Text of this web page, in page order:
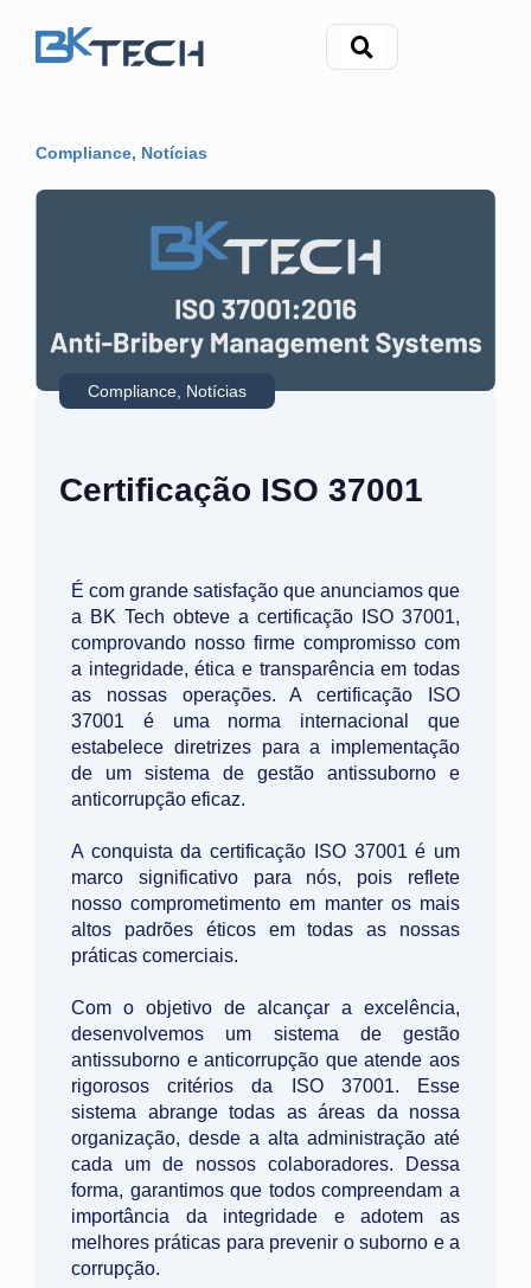
Compliance, Notícias
Compliance Notícias
Certificação ISO 37001
É com grande satisfação que anunciamos que
a BK Tech obteve a certificação ISO 37001,
comprovando nosso firme compromisso com
a integridade, ética e transparência em todas
as nossas operações. A certificação ISO
37001 é uma norma internacional que
estabelece diretrizes para a implementação
de um sistema de gestão antissuborno e
anticorrupção eficaz.
A conquista da certificação ISO 37001 é um
marco significativo para nós, pois reflete
nosso comprometimento em manter os mais
altos padrões éticos em todas as nossas
práticas comerciais.
Com o objetivo de alcançar a excelência,
desenvolvemos um sistema de gestão
antissuborno e anticorrupção que atende aos
rigorosos critérios da ISO 37001. Esse
sistema abrange todas as áreas da nossa
organização, desde a alta administração até
cada um de nossos colaboradores. Dessa
forma, garantimos que todos compreendam a
importância da integridade e adotem as
melhores práticas para prevenir o suborno e a
corrupção.